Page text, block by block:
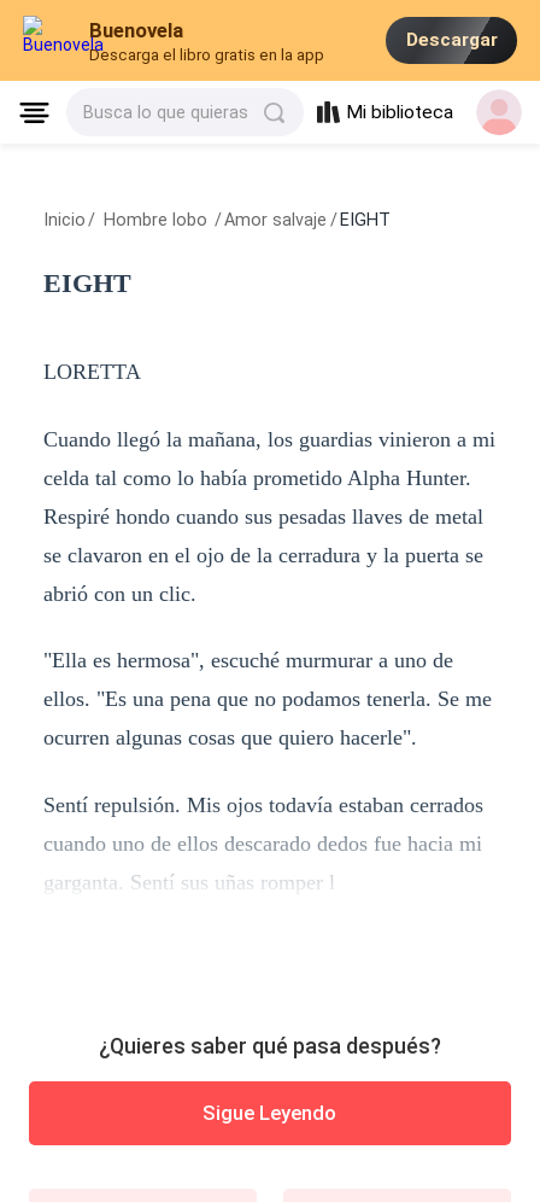
Buenovela
Descarga el libro gratis en la app
Descargar
Busca lo que quieras Mi biblioteca
Inicio / Hombre lobo /Amor salvaje / EIGHT
EIGHT
LORETTA
Cuando llegó la mañana, los guardias vinieron a mi
celda tal como lo había prometido Alpha Hunter.
Respiré hondo cuando sus pesadas llaves de metal
se clavaron en el ojo de la cerradura y la puerta se
abrió con un clic.
"Ella es hermosa", escuché murmurar a uno de
ellos. "Es una pena que no podamos tenerla. Se me
ocurren algunas cosas que quiero hacerle".
Sentí repulsión. Mis ojos todavía estaban cerrados
cuando uno de ellos descarado dedos fue hacia mi
garganta. Sentí sus uñas romper l
¿Quieres saber qué pasa después?
Sigue Leyendo